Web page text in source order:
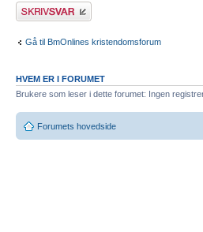
Skriv et svar
Gå til BmOnlines kristendomsforum
HVEM ER I FORUMET
Brukere som leser i dette forumet: Ingen
Forumets hovedside